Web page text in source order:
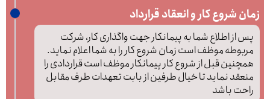
زمان شروع کار و انعقاد قرارداد
پس از اطلاع شما به پیمانکار جهت واگذاری کار، شرکت
مربوطه موظف است زمان شروع کار را به شما اعلام نماید.
همچنین قبل از شروع کار پیمانکار موظف است قراردادی را
منعقد نماید تا خیال طرفین از بابت تعهدات طرف مقابل
راحت باشد